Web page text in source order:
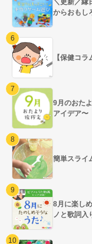
からおもし
【保健コ
9月のおた
アイデア〜
簡単スライ
8月に楽し
ノと歌詞入